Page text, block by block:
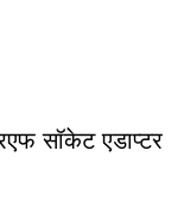
सॉकेट एडाप्टर